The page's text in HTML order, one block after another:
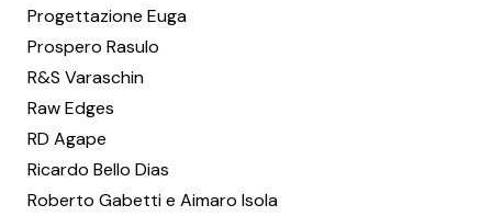
Progettazione Euga
Prospero Rasulo
R&S Varaschin
Raw Edges
RD Agape
Ricardo Bello Dias
Roberto Gabetti e Aimaro Isola